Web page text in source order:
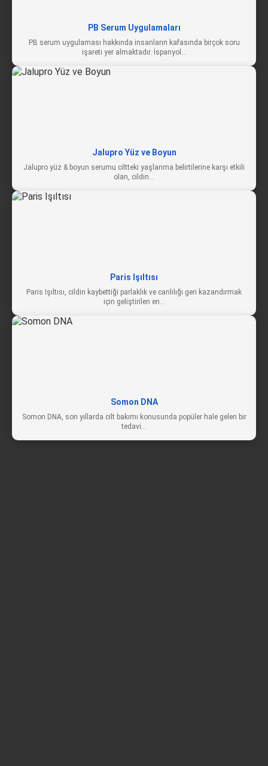
PB Serum Uygulamaları
PB serum uygulaması hakkında insanların kafasında birçok soru
işareti yer almaktadır. İspanyol…
Jalupro Yüz ve Boyun
Jalupro yüz & boyun serumu ciltteki yaşlanma belirtilerine karşı etkili
olan, cildin…
Paris Işıltısı
Paris Işıltısı, cildin kaybettiği parlaklık ve canlılığı geri kazandırmak
için geliştirilen en…
Somon DNA
Somon DNA, son yıllarda cilt bakımı konusunda popüler hale gelen bir
tedavi…